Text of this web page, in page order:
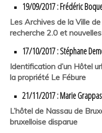
19/09/2017 : Frédéric
Les Archives de la Ville
recherche 2.0 et
17/10/2017 : Stéphane
Identification d’un Hôtel
la propriété Le Fébure
21/11/2017 : Marie
L’hôtel de Nassau de
bruxelloise disparue